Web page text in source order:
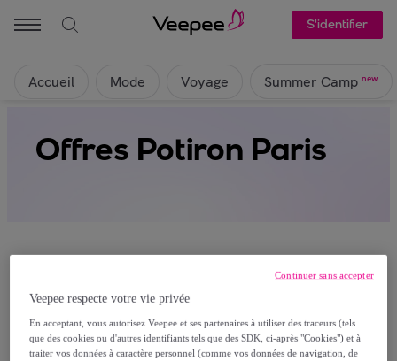
S'identifier
Accueil Mode Voyage Summer Camp new
Offres Potiron Paris
Ça alors, aucun produit n’est actuellement
visible sur cette page
Veepee respecte votre vie privée
En acceptant, vous autorisez Veepee et ses partenaires à utiliser des traceurs (tels
que des cookies ou d'autres identifiants tels que des SDK, ci-après "Cookies") et à
traiter vos données à caractère personnel (comme vos données de navigation, de
Continuer sans accepter